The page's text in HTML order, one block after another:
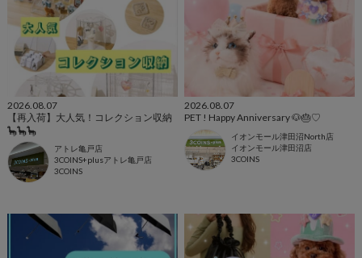
2026.08.07
【再入荷】大人気！コレクション収納
🦕🦕🦕
アトレ亀戸店
3COINS+plusアトレ亀戸店
3COINS
2026.08.07
PET ! Happy Anniversary 🐶🎂♡
イオンモール津田沼North店
イオンモール津田沼店
3COINS